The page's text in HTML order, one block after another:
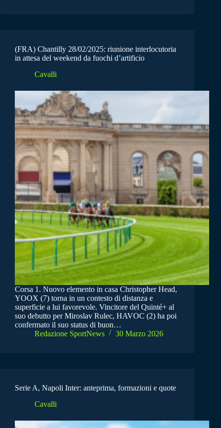
(FRA) Chantilly 28/02/2025: riunione interlocutoria
in attesa del weekend da fuochi d’artificio
Cavalli
Corsa 1. Nuovo elemento in casa Christopher Head,
YOOX (7) torna in un contesto di distanza e
superficie a lui favorevole. Vincitore del Quinté+ al
suo debutto per Miroslav Rulec, HAVOC (2) ha poi
confermato il suo status di buon…
Redazione SportNews
30 Marzo 2026
Serie A, Napoli Inter: anteprima, formazioni e quote
Cavalli